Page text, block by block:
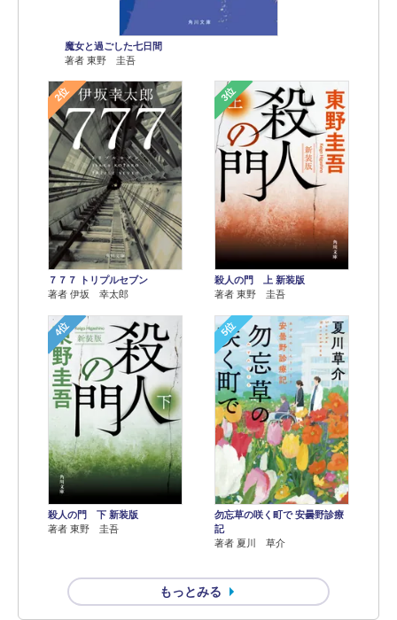
魔女と過ごした七日間
著者 東野 圭吾
2位
７７７ トリプルセブン
著者 伊坂 幸太郎
3位
殺人の門 上 新装版
著者 東野 圭吾
4位
殺人の門 下 新装版
著者 東野 圭吾
5位
勿忘草の咲く町で 安曇野診療
記
著者 夏川 草介
もっとみる